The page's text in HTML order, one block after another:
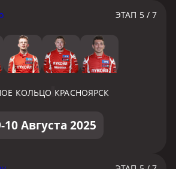
ЭТАП 5 / 7
КОЛЬЦО КРАСНОЯРСК
10 Августа 2025